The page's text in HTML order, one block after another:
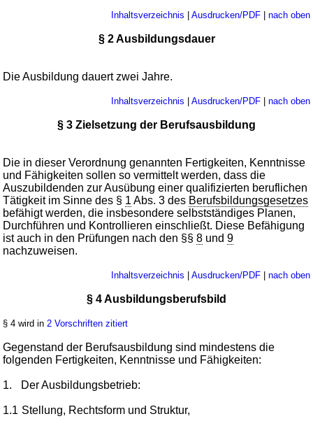
Inhaltsverzeichnis | Ausdrucken/PDF| nach oben
§ 2 Ausbildungsdauer
Die Ausbildung dauert zwei Jahre.
Inhaltsverzeichnis | Ausdrucken/PDF| nach oben
§ 3 Zielsetzung der Berufsausbildung
Die in dieser Verordnung genannten Fertigkeiten, Kenntnisse
und Fähigkeiten sollen so vermittelt werden, dass die
Auszubildenden zur Ausübung einer qualifizierten beruflichen
Tätigkeit im Sinne des § 1 Abs. 3 des Berufsbildungsgesetzes
befähigt werden, die insbesondere selbstständiges Planen,
Durchführen und Kontrollieren einschließt. Diese Befähigung
ist auch in den Prüfungen nach den §§8 und9
nachzuweisen.
Inhaltsverzeichnis | Ausdrucken/PDF| nach oben
§ 4 Ausbildungsberufsbild
§ 4 wird in 2 Vorschriften zitiert
Gegenstand der Berufsausbildung sind mindestens die
folgenden Fertigkeiten, Kenntnisse und Fähigkeiten:
1. Der Ausbildungsbetrieb:
1.1 Stellung, Rechtsform und Struktur,